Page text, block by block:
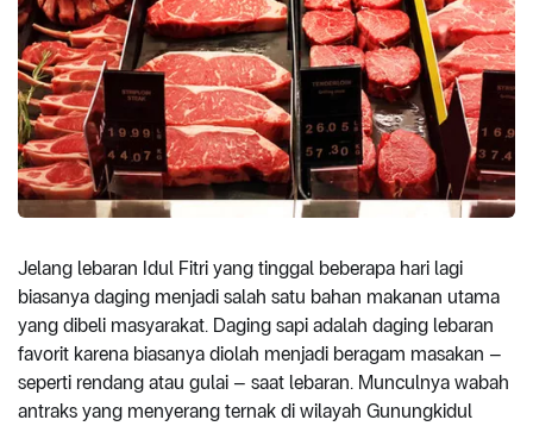
Jelang lebaran Idul Fitri yang tinggal beberapa hari lagi
biasanya daging menjadi salah satu bahan makanan utama
yang dibeli masyarakat. Daging sapi adalah daging lebaran
favorit karena biasanya diolah menjadi beragam masakan –
seperti rendang atau gulai – saat lebaran. Munculnya wabah
antraks yang menyerang ternak di wilayah Gunungkidul